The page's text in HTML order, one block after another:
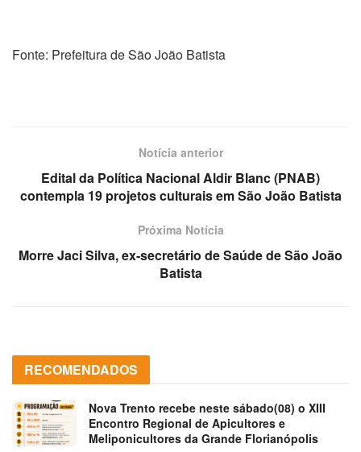
Fonte: Prefeitura de São João Batista
Notícia anterior
Edital da Política Nacional Aldir Blanc (PNAB)
contempla 19 projetos culturais em São João Batista
Próxima Notícia
Morre Jaci Silva, ex-secretário de Saúde de São João
Batista
RECOMENDADOS
Nova Trento recebe neste sábado(08) o XIII
Encontro Regional de Apicultores e
Meliponicultores da Grande Florianópolis